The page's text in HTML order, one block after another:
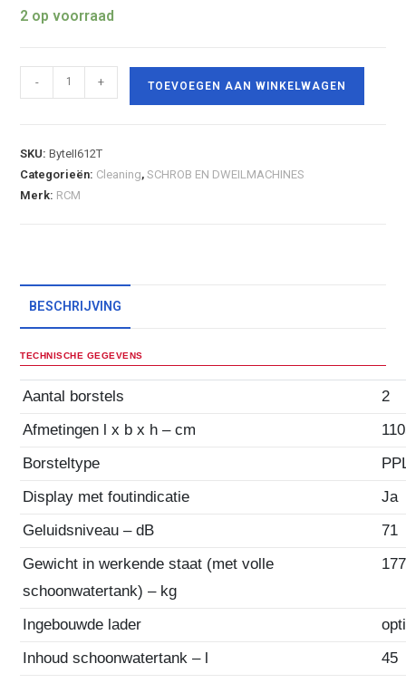
2 op voorraad
- + TOEVOEGEN AAN WINKELWAGEN
SKU:ByteII612T
Categorieën: Cleaning,SCHROB EN DWEILMACHINES
Merk: RCM
BESCHRIJVING
TECHNISCHE GEGEVENS
Aantal borstels
2
Afmetingen l x b x h – cm
Borsteltype
Display met foutindicatie
Ja
Geluidsniveau – dB
71
Gewicht in werkende staat (met volle
schoonwatertank) – kg
177
Ingebouwde lader
Inhoud schoonwatertank – l
45